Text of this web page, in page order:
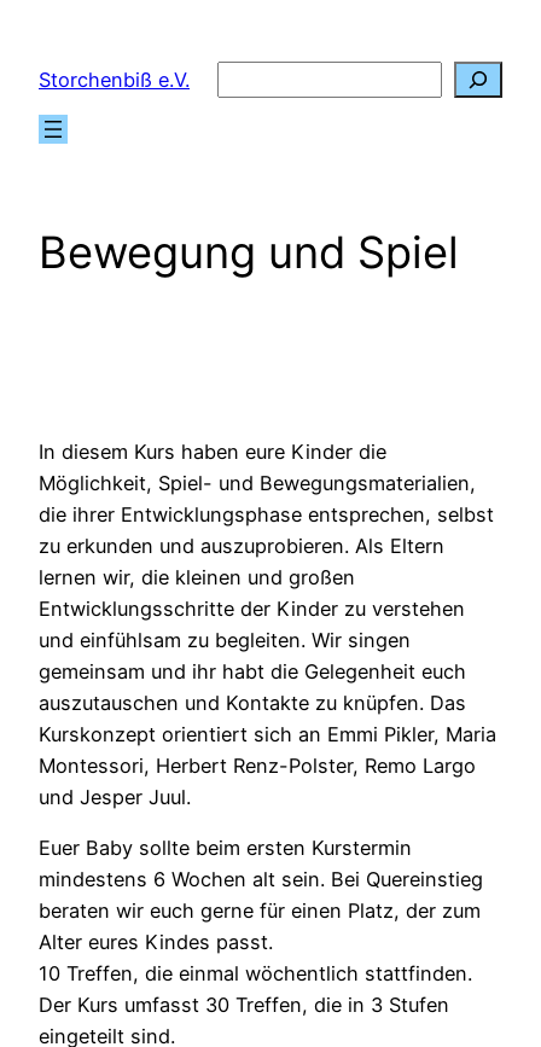
springen
Storchenbiß e.V.
Bewegung und Spiel
In diesem Kurs haben eure Kinder die
Möglichkeit, Spiel- und Bewegungsmaterialien,
die ihrer Entwicklungsphase entsprechen, selbst
zu erkunden und auszuprobieren. Als Eltern
lernen wir, die kleinen und großen
Entwicklungsschritte der Kinder zu verstehen
und einfühlsam zu begleiten. Wir singen
gemeinsam und ihr habt die Gelegenheit euch
auszutauschen und Kontakte zu knüpfen. Das
Kurskonzept orientiert sich an Emmi Pikler, Maria
Montessori, Herbert Renz-Polster, Remo Largo
und Jesper Juul.
Euer Baby sollte beim ersten Kurstermin
mindestens 6 Wochen alt sein. Bei Quereinstieg
beraten wir euch gerne für einen Platz, der zum
Alter eures Kindes passt.
10 Treffen, die einmal wöchentlich stattfinden.
Der Kurs umfasst 30 Treffen, die in 3 Stufen
eingeteilt sind.